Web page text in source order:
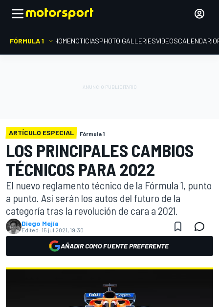
FÓRMULA 1 HOMENOTICIASPHOTO GALLERIESVIDEOSCALENDARIO
ARTÍCULO ESPECIAL Fórmula 1
LOS PRINCIPALES CAMBIOS
TÉCNICOS PARA 2022
El nuevo reglamento técnico de la Fórmula 1, punto
a punto. Así serán los autos del futuro de la
categoría tras la revolución de cara a 2021.
Diego Mejía
Edited: 15 jul 2021, 19:30
AÑADIR COMO FUENTE PREFERENTE